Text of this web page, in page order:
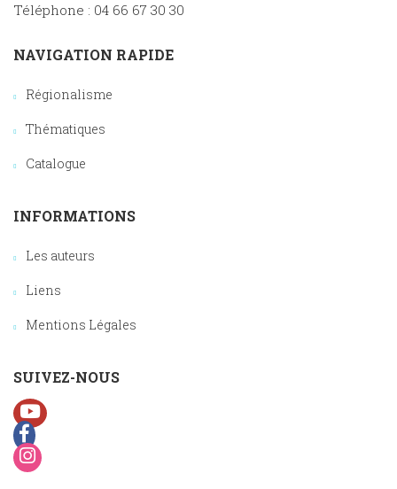
Téléphone : 04 66 67 30 30
NAVIGATION RAPIDE
Régionalisme
Thématiques
Catalogue
INFORMATIONS
Les auteurs
Liens
Mentions Légales
SUIVEZ-NOUS